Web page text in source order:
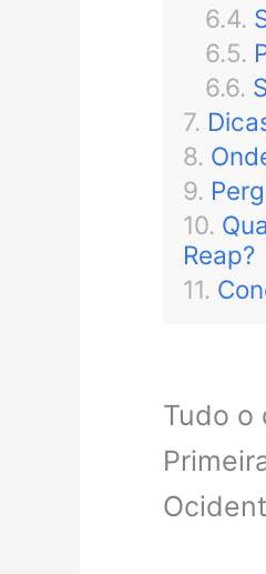
Reap?
Tudo o